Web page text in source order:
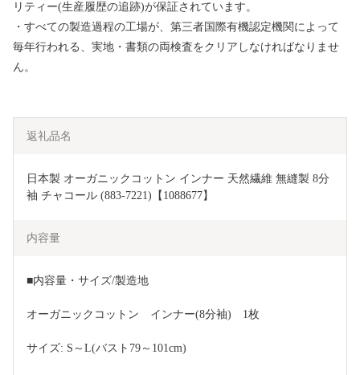
リティー(生産履歴の追跡)が保証されています。
・すべての製造過程の工場が、第三者国際有機認定機関によって
毎年行われる、実地・書類の両検査をクリアしなければなりませ
ん。
返礼品名
日本製 オーガニックコットン インナー 天然繊維 無縫製 8分
袖 チャコール (883-7221)【1088677】
内容量
■内容量・サイズ/製造地
オーガニックコットン　インナー(8分袖)　1枚
サイズ: S～L(バスト79～101cm)